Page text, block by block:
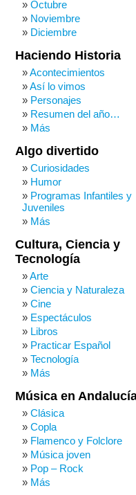
Octubre
Noviembre
Diciembre
Haciendo Historia
Acontecimientos
Así lo vimos
Personajes
Resumen del año…
Más
Algo divertido
Curiosidades
Humor
Programas Infantiles y
Juveniles
Más
Cultura, Ciencia y
Tecnología
Arte
Ciencia y Naturaleza
Cine
Espectáculos
Libros
Practicar Español
Tecnología
Más
Música en
Clásica
Copla
Flamenco y Folclore
Música joven
Pop – Rock
Más